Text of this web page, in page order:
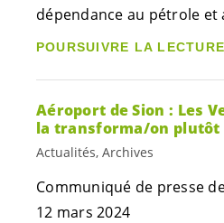
dépendance au pétrole et
POURSUIVRE LA LECTURE
Aéroport de Sion : Les
la transforma/on plutôt
Actualités, Archives
Communiqué de presse
12 mars 2024